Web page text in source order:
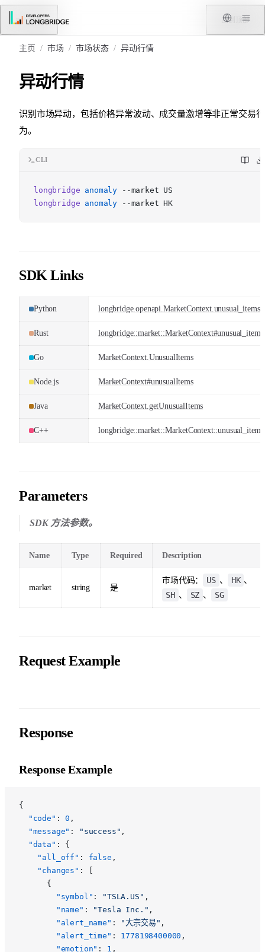
跳转到内容
菜单 回到顶部
主页 / 市场 / 市场状态 / 异动行情
异动行情
识别市场异动，包括价格异常波动、成交量激增等非正常交易行
为。
CLI
longbridge anomaly
--market US
longbridge anomaly --market HK
SDK Links
Python longbridge.openapi.MarketContext.unusual_items
Rust longbridge::market::MarketContext#unusual_items
Go MarketContext.UnusualItems
Node.js MarketContext#unusualItems
Java MarketContext.getUnusualItems
C++ longbridge::market::MarketContext::unusual_items
Parameters
SDK 方法参数。
Name Type Required Description
market string 是
市场代码： US 、 HK 、
SH 、 SZ 、 SG
Request Example
Response
Response Example
{
  "code"
: 0 ,
  "message"
: "success" ,
  "data"
: {
    "all_off"
: false ,
    "changes"
: [
      {
        "symbol"
: "TSLA.US" ,
        "name"
: "Tesla Inc." ,
        "alert_name"
: "大宗交易" ,
        "alert_time"
: 1778198400000 ,
        "emotion"
: 1 ,